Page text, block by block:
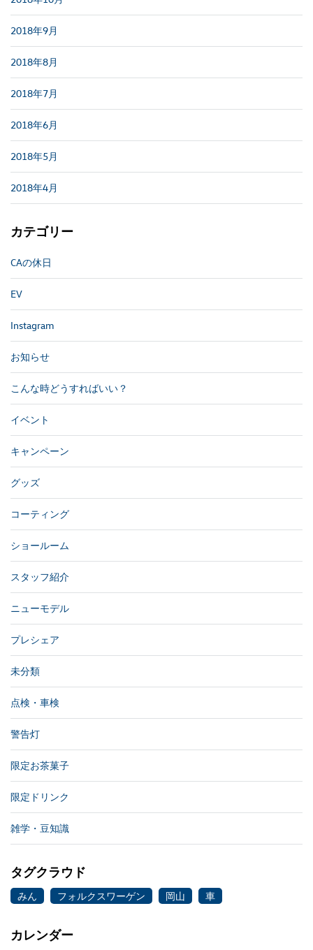
2018年9月
2018年8月
2018年7月
2018年6月
2018年5月
2018年4月
カテゴリー
CAの休日
EV
Instagram
お知らせ
こんな時どうすればいい？
イベント
キャンペーン
グッズ
コーティング
ショールーム
スタッフ紹介
ニューモデル
プレシェア
未分類
点検・車検
警告灯
限定お茶菓子
限定ドリンク
雑学・豆知識
タグクラウド
みん フォルクスワーゲン 岡山 車
カレンダー